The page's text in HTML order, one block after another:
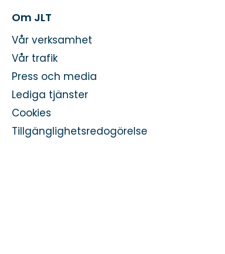
Om JLT
Vår verksamhet
Vår trafik
Press och media
Lediga tjänster
Cookies
Tillgänglighetsredogörelse